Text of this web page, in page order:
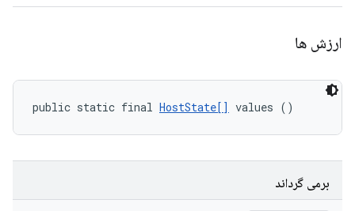
ارزش ها
public static final HostState[] values ()
برمی گرداند